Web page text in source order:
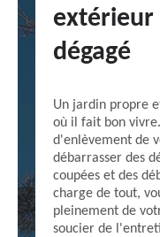
dégagé
Un jardin propre
où il fait bon
d'enlèvement de
débarrasser des
coupées et des
charge de tout,
pleinement de
soucier de